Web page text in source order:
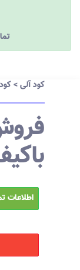
کود آلی>
اطلاعات